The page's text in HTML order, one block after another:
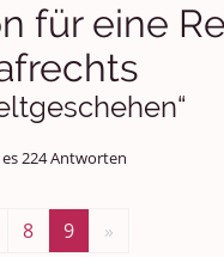
für eine
224 Antworten
8 9 »